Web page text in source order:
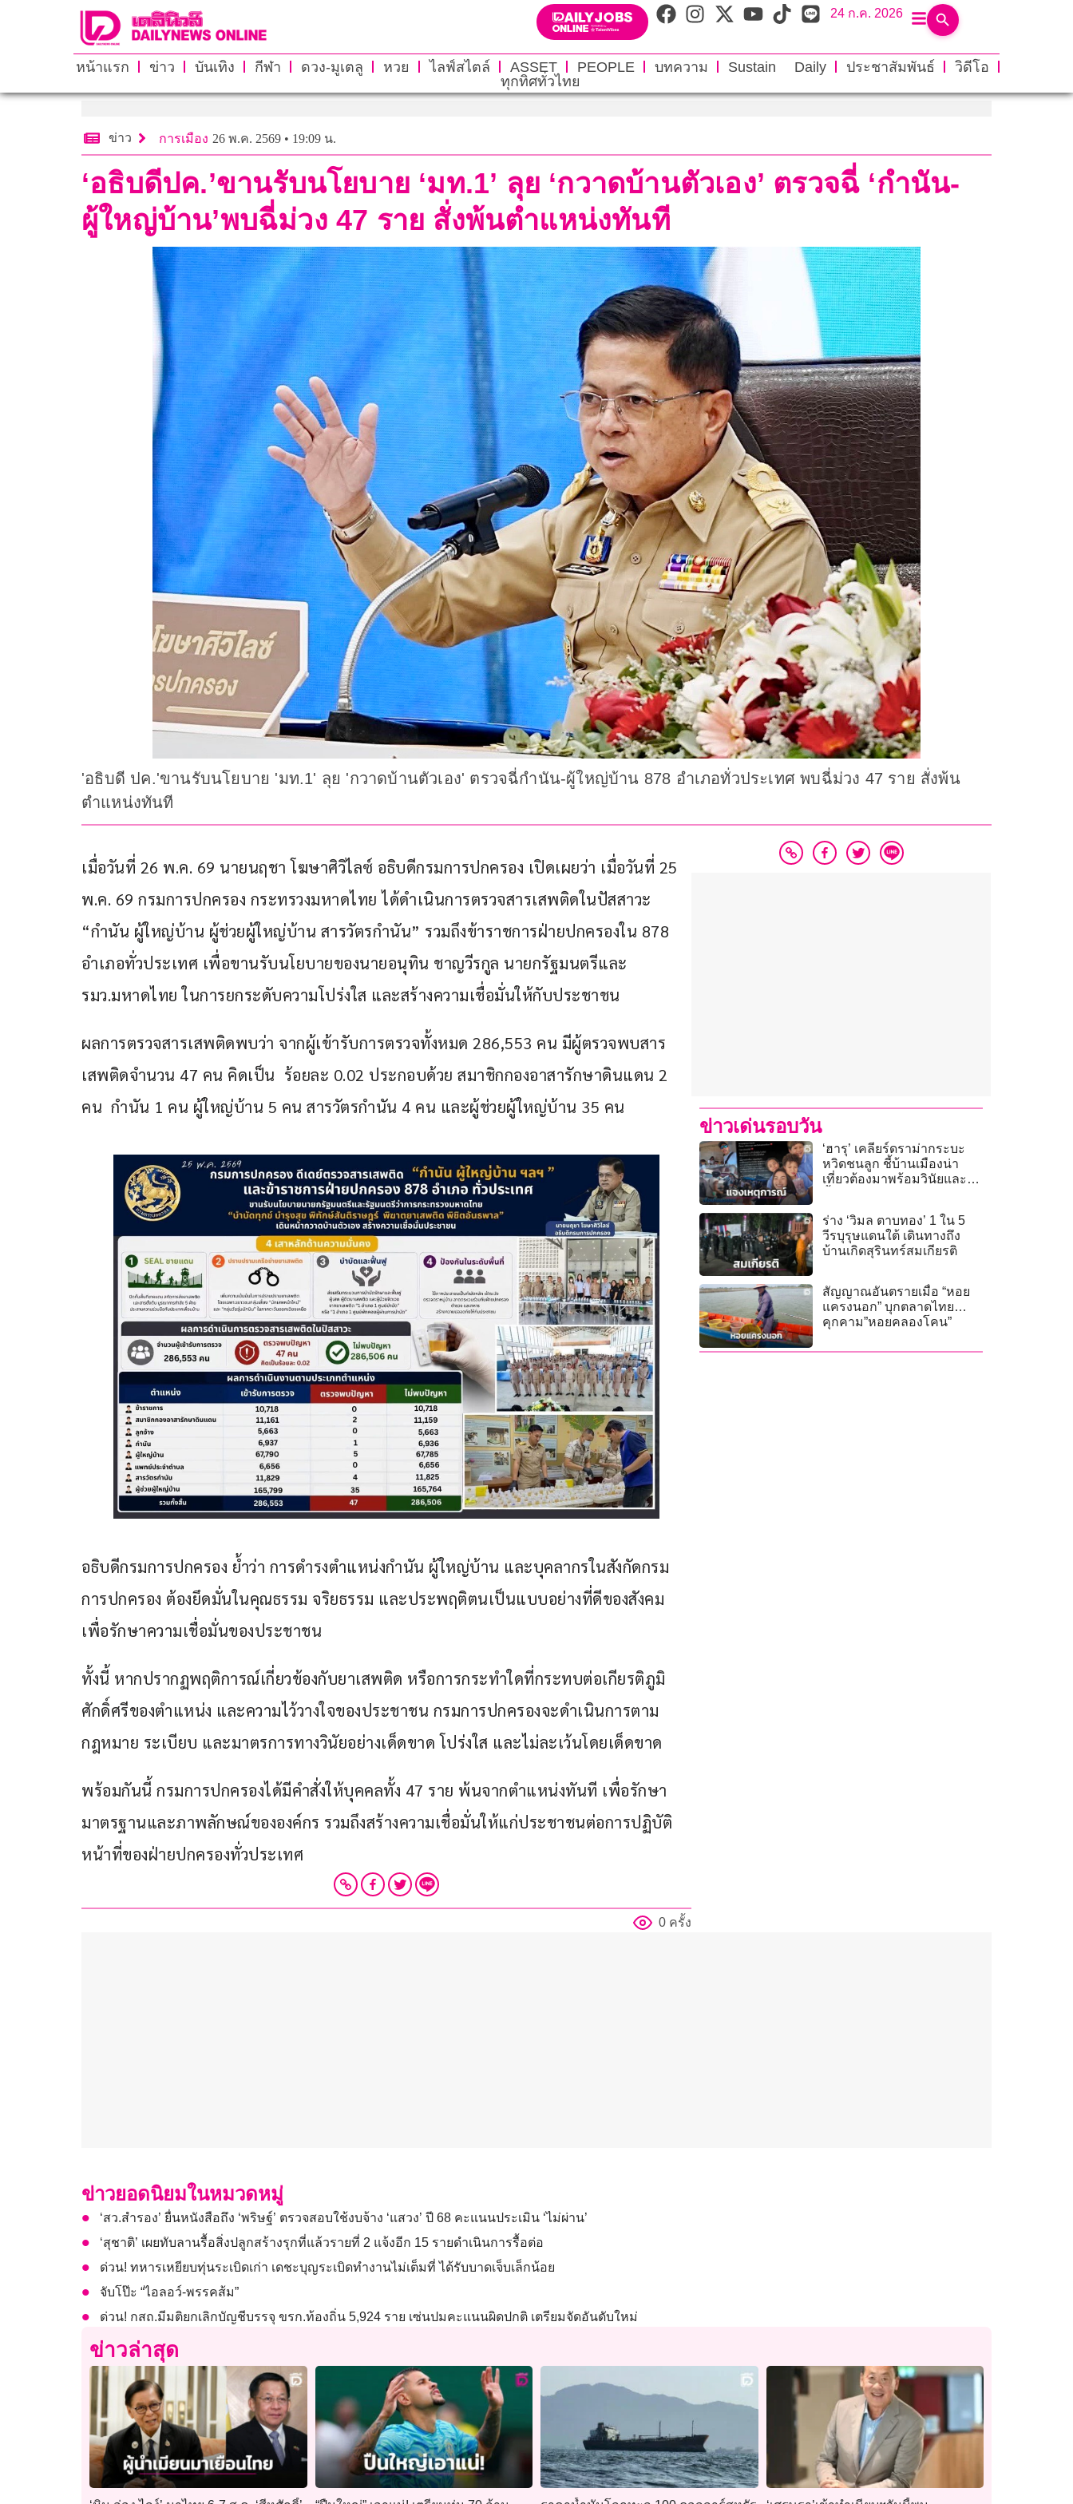
24 ก.ค. 2026
หน้าแรก ข่าว บันเทิง กีฬา ดวง-มูเตลู หวย ไลฟ์สไตล์ ASSET PEOPLE บทความ Sustain Daily ประชาสัมพันธ์
วิดีโอ
ทุกทิศทั่วไทย
ข่าว การเมือง 26 พ.ค. 2569 • 19:09 น.
‘อธิบดีปค.’ขานรับนโยบาย ‘มท.1’ ลุย ‘กวาดบ้านตัวเอง’ ตรวจฉี่ ‘กำนัน-
ผู้ใหญ่บ้าน’พบฉี่ม่วง 47 ราย สั่งพ้นตำแหน่งทันที
'อธิบดี ปค.'ขานรับนโยบาย 'มท.1' ลุย 'กวาดบ้านตัวเอง' ตรวจฉี่กำนัน-ผู้ใหญ่บ้าน 878 อำเภอทั่วประเทศ พบฉี่ม่วง 47 ราย สั่งพ้น
ตำแหน่งทันที
เมื่อวันที่ 26 พ.ค. 69 นายนฤชา โฆษาศิวิไลซ์ อธิบดีกรมการปกครอง เปิดเผยว่า เมื่อวันที่ 25
พ.ค. 69 กรมการปกครอง กระทรวงมหาดไทย ได้ดำเนินการตรวจสารเสพติดในปัสสาวะ
“กำนัน ผู้ใหญ่บ้าน ผู้ช่วยผู้ใหญ่บ้าน สารวัตรกำนัน” รวมถึงข้าราชการฝ่ายปกครองใน 878
อำเภอทั่วประเทศ เพื่อขานรับนโยบายของนายอนุทิน ชาญวีรกูล นายกรัฐมนตรีและ
รมว.มหาดไทย ในการยกระดับความโปร่งใส และสร้างความเชื่อมั่นให้กับประชาชน
ผลการตรวจสารเสพติดพบว่า จากผู้เข้ารับการตรวจทั้งหมด 286,553 คน มีผู้ตรวจพบสาร
เสพติดจำนวน 47 คน คิดเป็น  ร้อยละ 0.02 ประกอบด้วย สมาชิกกองอาสารักษาดินแดน 2
คน  กำนัน 1 คน ผู้ใหญ่บ้าน 5 คน สารวัตรกำนัน 4 คน และผู้ช่วยผู้ใหญ่บ้าน 35 คน
อธิบดีกรมการปกครอง ย้ำว่า การดำรงตำแหน่งกำนัน ผู้ใหญ่บ้าน และบุคลากรในสังกัดกรม
การปกครอง ต้องยึดมั่นในคุณธรรม จริยธรรม และประพฤติตนเป็นแบบอย่างที่ดีของสังคม
เพื่อรักษาความเชื่อมั่นของประชาชน
ทั้งนี้ หากปรากฏพฤติการณ์เกี่ยวข้องกับยาเสพติด หรือการกระทำใดที่กระทบต่อเกียรติภูมิ
ศักดิ์ศรีของตำแหน่ง และความไว้วางใจของประชาชน กรมการปกครองจะดำเนินการตาม
กฎหมาย ระเบียบ และมาตรการทางวินัยอย่างเด็ดขาด โปร่งใส และไม่ละเว้นโดยเด็ดขาด
พร้อมกันนี้ กรมการปกครองได้มีคำสั่งให้บุคคลทั้ง 47 ราย พ้นจากตำแหน่งทันที เพื่อรักษา
มาตรฐานและภาพลักษณ์ขององค์กร รวมถึงสร้างความเชื่อมั่นให้แก่ประชาชนต่อการปฏิบัติ
หน้าที่ของฝ่ายปกครองทั่วประเทศ
0 ครั้ง
ข่าวเด่นรอบวัน
‘ฮารุ’ เคลียร์ดราม่ากระบะ
หวิดชนลูก ชี้บ้านเมืองน่า
เที่ยวต้องมาพร้อมวินัยและ
ร่าง ‘วิมล ตาบทอง’ 1 ใน 5
วีรบุรุษแดนใต้ เดินทางถึง
บ้านเกิดสุรินทร์สมเกียรติ
สัญญาณอันตรายเมื่อ “หอย
แครงนอก” บุกตลาดไทย…
คุกคาม”หอยคลองโคน”
ข่าวยอดนิยมในหมวดหมู่
‘สว.สำรอง’ ยื่นหนังสือถึง ‘พริษฐ์’ ตรวจสอบใช้งบจ้าง ‘แสวง’ ปี 68 คะแนนประเมิน ‘ไม่ผ่าน’
‘สุชาติ’ เผยทับลานรื้อสิ่งปลูกสร้างรุกที่แล้วรายที่ 2 แจ้งอีก 15 รายดำเนินการรื้อต่อ
ด่วน! ทหารเหยียบทุ่นระเบิดเก่า เดชะบุญระเบิดทำงานไม่เต็มที่ ได้รับบาดเจ็บเล็กน้อย
จับโป๊ะ “ไอลอว์-พรรคส้ม”
ด่วน! กสถ.มีมติยกเลิกบัญชีบรรจุ ขรก.ท้องถิ่น 5,924 ราย เซ่นปมคะแนนผิดปกติ เตรียมจัดอันดับใหม่
ข่าวล่าสุด